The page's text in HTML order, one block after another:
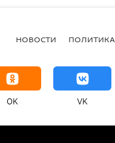
НОВОСТИ ПОЛИТИКА
OK VK